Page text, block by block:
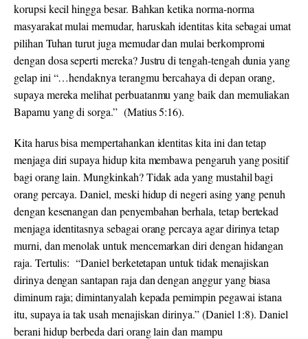
korupsi kecil hingga besar. Bahkan ketika norma-norma
masyarakat mulai memudar, haruskah identitas kita sebagai umat
pilihan Tuhan turut juga memudar dan mulai berkompromi
dengan dosa seperti mereka? Justru di tengah-tengah dunia yang
gelap ini “…hendaknya terangmu bercahaya di depan orang,
supaya mereka melihat perbuatanmu yang baik dan memuliakan
Bapamu yang di sorga.” (Matius 5:16).
Kita harus bisa mempertahankan identitas kita ini dan tetap
menjaga diri supaya hidup kita membawa pengaruh yang positif
bagi orang lain. Mungkinkah? Tidak ada yang mustahil bagi
orang percaya. Daniel, meski hidup di negeri asing yang penuh
dengan kesenangan dan penyembahan berhala, tetap bertekad
menjaga identitasnya sebagai orang percaya agar dirinya tetap
murni, dan menolak untuk mencemarkan diri dengan hidangan
raja. Tertulis: “Daniel berketetapan untuk tidak menajiskan
dirinya dengan santapan raja dan dengan anggur yang biasa
diminum raja; dimintanyalah kepada pemimpin pegawai istana
itu, supaya ia tak usah menajiskan dirinya.” (Daniel 1:8). Daniel
berani hidup berbeda dari orang lain dan mampu